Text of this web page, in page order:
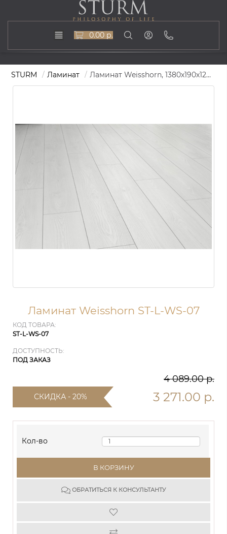
0.00 р.
STURM Ламинат Ламинат Weisshorn, 1380х190х12, ST-L-WS-07
Ламинат Weisshorn ST-L-WS-07
КОД ТОВАРА:
ST-L-WS-07
ДОСТУПНОСТЬ:
ПОД ЗАКАЗ
4 089.00 р.
СКИДКА - 20% 3 271.00 р.
Кол-во
В КОРЗИНУ
ОБРАТИТЬСЯ К КОНСУЛЬТАНТУ